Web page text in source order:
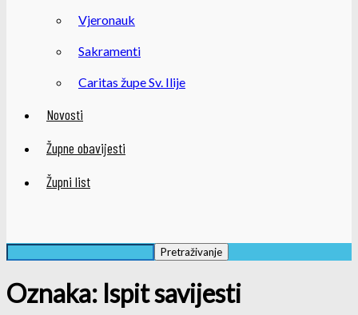
Vjeronauk
Sakramenti
Caritas župe Sv. Ilije
Novosti
Župne obavijesti
Župni list
Oznaka: Ispit savijesti